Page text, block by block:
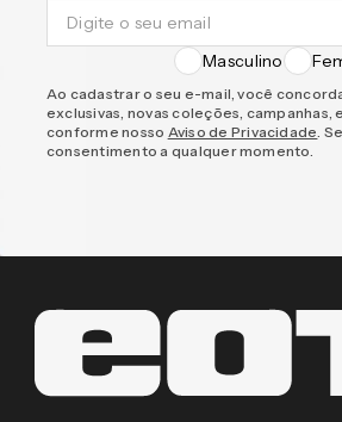
Masculino
Ao cadastrar o seu e-mail, você
exclusivas, novas coleções,
conforme nosso Aviso de Privacidade.
consentimento a qualquer momento.